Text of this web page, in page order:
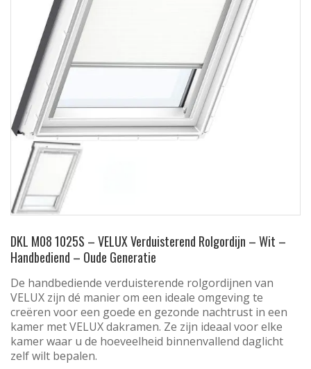
DKL M08 1025S – VELUX Verduisterend Rolgordijn – Wit –
Handbediend – Oude Generatie
De handbediende verduisterende rolgordijnen van
VELUX zijn dé manier om een ideale omgeving te
creëren voor een goede en gezonde nachtrust in een
kamer met VELUX dakramen. Ze zijn ideaal voor elke
kamer waar u de hoeveelheid binnenvallend daglicht
zelf wilt bepalen.